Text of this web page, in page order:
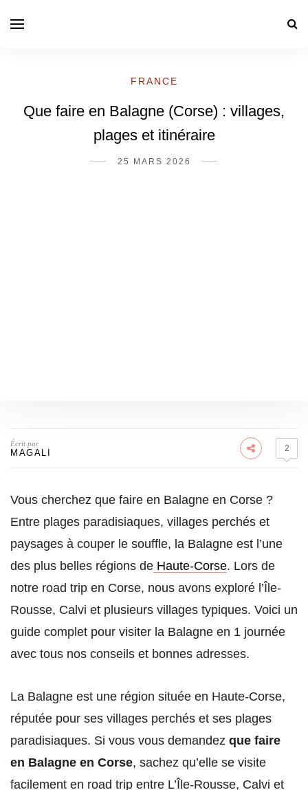
FRANCE
Que faire en Balagne (Corse) : villages,
plages et itinéraire
25 MARS 2026
Écrit par
MAGALI 2
Vous cherchez que faire en Balagne en Corse ?
Entre plages paradisiaques, villages perchés et
paysages à couper le souffle, la Balagne est l’une
des plus belles régions de Haute-Corse. Lors de
notre road trip en Corse, nous avons exploré l’Île-
Rousse, Calvi et plusieurs villages typiques. Voici un
guide complet pour visiter la Balagne en 1 journée
avec tous nos conseils et bonnes adresses.
La Balagne est une région située en Haute-Corse,
réputée pour ses villages perchés et ses plages
paradisiaques. Si vous vous demandez que faire
en Balagne en Corse, sachez qu’elle se visite
facilement en road trip entre L’Île-Rousse, Calvi et